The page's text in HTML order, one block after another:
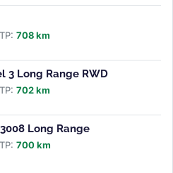
708 km
3 Long Range RWD
702 km
Long Range
700 km